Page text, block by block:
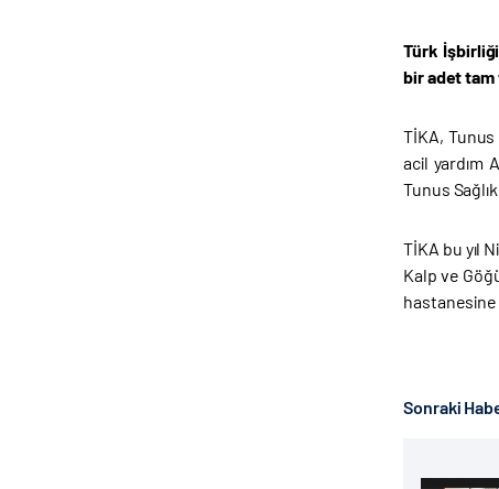
Türk İşbirliği
bir adet tam
TİKA,
acil yardım
Tunus
TİKA bu yıl
Kalp ve
hastanesine
Sonraki